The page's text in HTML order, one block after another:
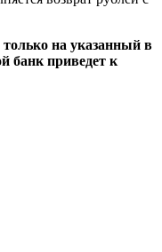
на указанный в
банк приведет к